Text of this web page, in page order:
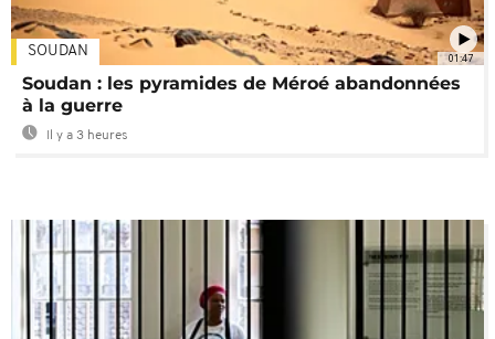
01:47
SOUDAN
Soudan : les pyramides de Méroé abandonnées
à la guerre
Il y a 3 heures